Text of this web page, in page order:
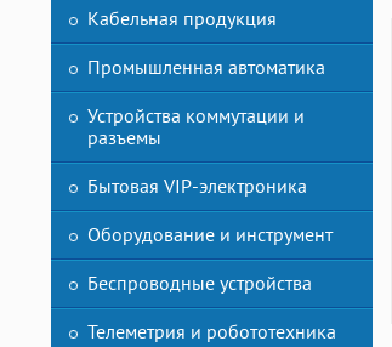
Кабельная продукция
Промышленная автоматика
Устройства коммутации и
разъемы
Бытовая VIP-электроника
Оборудование и инструмент
Беспроводные устройства
Телеметрия и робототехника